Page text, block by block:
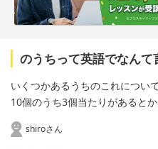
のうちって英語でなんて
いくつかあるうちのこれについ
10個のうち3個当たりがあるとか
shiroさん